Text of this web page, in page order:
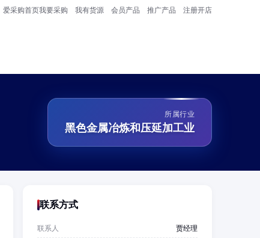
爱采购首页我要采购 我有货源 会员产品 推广产品 注册开店
所属行业
黑色金属冶炼和压延加工业
联系方式
联系人 贾经理